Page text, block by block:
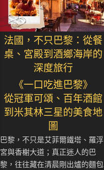
法國，不只巴黎：從餐
桌、宮殿到酒鄉海岸的
深度旅行
《一口吃進巴黎》
從冠軍可頌、百年酒館
到米其林三星的美食地
圖
巴黎，不只是艾菲爾鐵塔、羅浮
宮與香榭大道；真正迷人的巴
黎，往往藏在清晨剛出爐的麵包